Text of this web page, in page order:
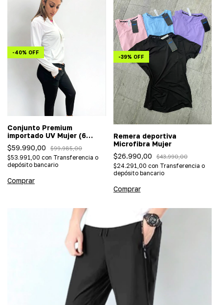
-40% OFF
Conjunto Premium
importado UV Mujer (6
COLORES)
$59.990,00 $99.985,00
$53.991,00 con Transferencia o
depósito bancario
Comprar
-39% OFF
Remera deportiva
Microfibra Mujer
$26.990,00
$43.990,00
$24.291,00 con Transferencia o
depósito bancario
Comprar